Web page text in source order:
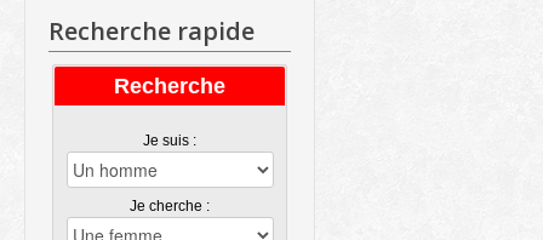
Recherche rapide
Recherche
Je suis :
Je cherche :